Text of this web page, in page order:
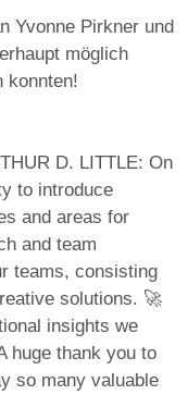
Yvonne Pirkner und
möglich
konnten!
D. LITTLE: On
to introduce
and areas for
and team
teams, consisting
solutions. 🚀
insights we
huge thank you to
so many valuable